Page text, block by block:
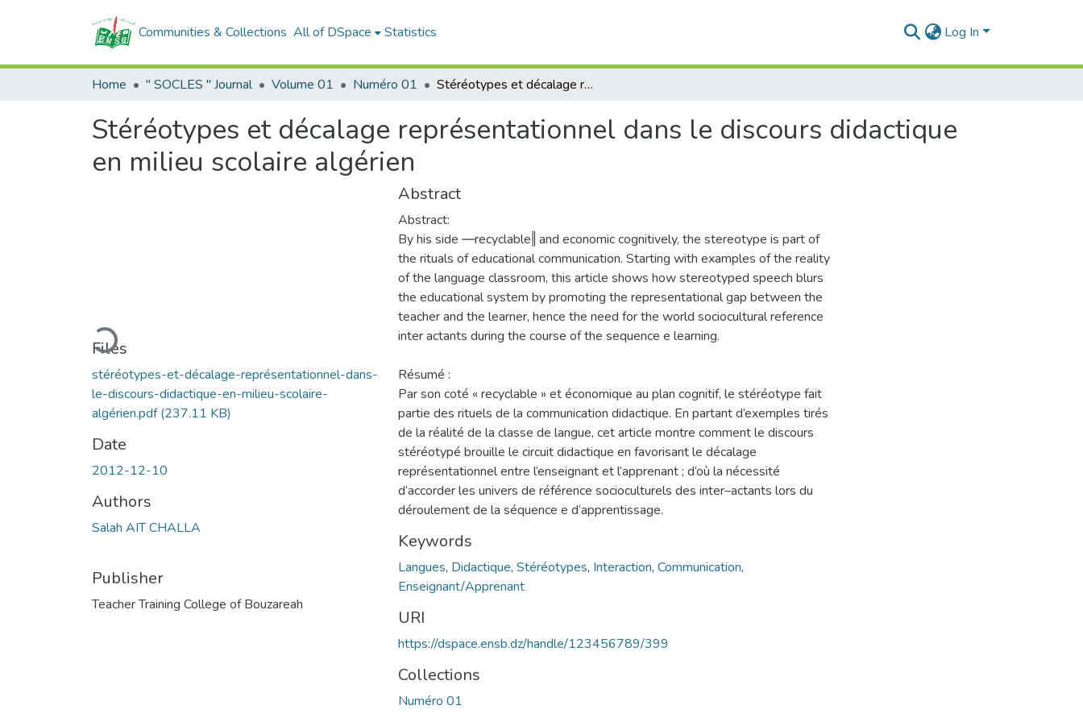
Communities & Collections All of DSpace Statistics Log In
Home " SOCLES " Journal Volume 01 Numéro 01 Stéréotypes et décalage représentationnel dans le discours didactique en milieu scolaire algérien
Stéréotypes et décalage représentationnel dans le discours didactique
en milieu scolaire algérien
Loading...
Files
stéréotypes-et-décalage-représentationnel-dans-
le-discours-didactique-en-milieu-scolaire-
algérien.pdf(237.11 KB)
Date
2012-12-10
Authors
Salah AIT CHALLA
Publisher
Teacher Training College of Bouzareah
Abstract
Abstract:
By his side ―recyclable‖ and economic cognitively, the stereotype is part of
the rituals of educational communication. Starting with examples of the reality
of the language classroom, this article shows how stereotyped speech blurs
the educational system by promoting the representational gap between the
teacher and the learner, hence the need for the world sociocultural reference
inter actants during the course of the sequence e learning.
Résumé :
Par son coté « recyclable » et économique au plan cognitif, le stéréotype fait
partie des rituels de la communication didactique. En partant d‘exemples tirés
de la réalité de la classe de langue, cet article montre comment le discours
stéréotypé brouille le circuit didactique en favorisant le décalage
représentationnel entre l‘enseignant et l‘apprenant ; d‘où la nécessité
d‘accorder les univers de référence socioculturels des inter–actants lors du
déroulement de la séquence e d‘apprentissage.
Keywords
Langues, Didactique, Stéréotypes, Interaction, Communication,
Enseignant/Apprenant
URI
https://dspace.ensb.dz/handle/123456789/399
Collections
Numéro 01